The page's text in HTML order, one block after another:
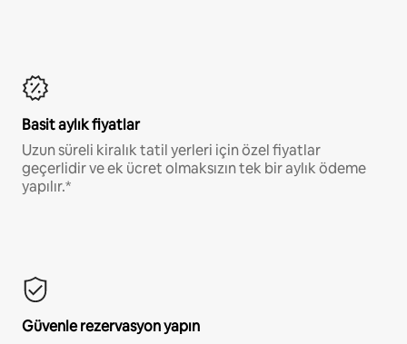
Basit aylık fiyatlar
Uzun süreli kiralık tatil yerleri için özel fiyatlar
geçerlidir ve ek ücret olmaksızın tek bir aylık ödeme
yapılır.*
Güvenle rezervasyon yapın